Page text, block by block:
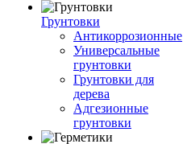
Грунтовки
Антикоррозионные
Универсальные
грунтовки
Грунтовки для
дерева
Адгезионные
грунтовки